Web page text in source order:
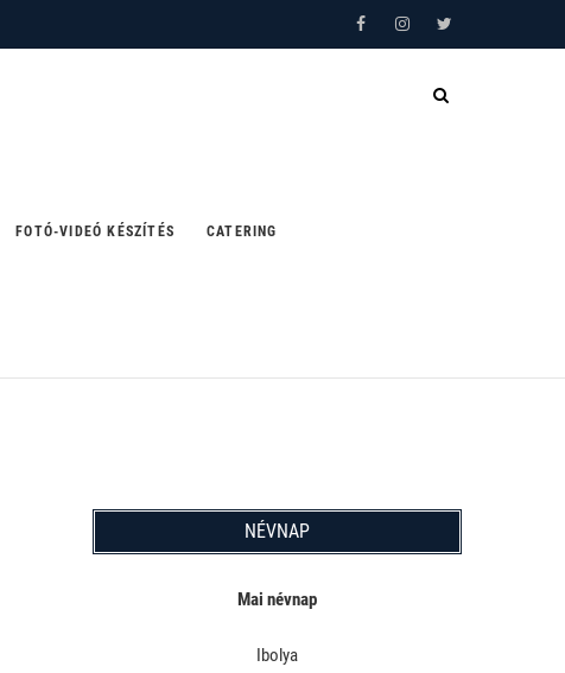
FacebookInstagramTwitter
FOTÓ-VIDEÓ KÉSZÍTÉS CATERING
NÉVNAP
Mai névnap
Ibolya